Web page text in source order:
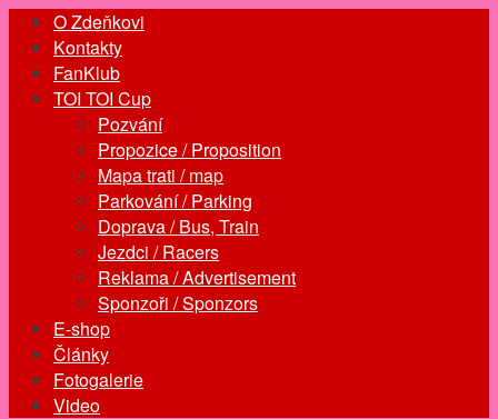
O Zdeňkovi
Kontakty
FanKlub
TOI TOI Cup
Pozvání
Propozice / Proposition
Mapa trati / map
Parkování / Parking
Doprava / Bus, Train
Jezdci / Racers
Reklama / Advertisement
Sponzoři / Sponzors
E-shop
Články
Fotogalerie
Video